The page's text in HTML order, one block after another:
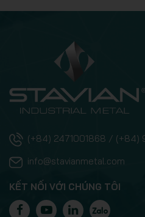
(+84) 2471001868 / (+84)
info@stavianmetal.com
KẾT NỐI VỚI CHÚNG TÔI